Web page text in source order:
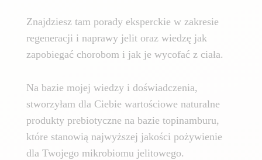
Znajdziesz tam porady eksperckie w zakresie
regeneracji i naprawy jelit oraz wiedzę jak
zapobiegać chorobom i jak je wycofać z ciała.
Na bazie mojej wiedzy i doświadczenia,
stworzyłam dla Ciebie wartościowe naturalne
produkty prebiotyczne na bazie topinamburu,
które stanowią najwyższej jakości pożywienie
dla Twojego mikrobiomu jelitowego.